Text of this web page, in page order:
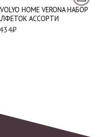
HOME VERONA НАБОР
АССОРТИ
₽